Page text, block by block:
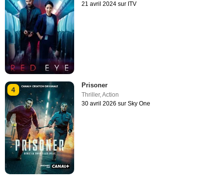
21 avril 2024 sur ITV
4
Prisoner
Thriller,Action
30 avril 2026 sur Sky One